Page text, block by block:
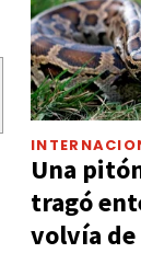
Una
tragó
volvía